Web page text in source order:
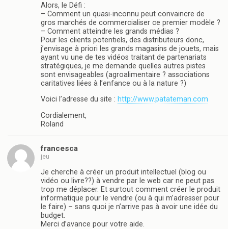
Alors, le Défi :
– Comment un quasi-inconnu peut convaincre de
gros marchés de commercialiser ce premier modèle ?
– Comment atteindre les grands médias ?
Pour les clients potentiels, des distributeurs donc,
j’envisage à priori les grands magasins de jouets, mais
ayant vu une de tes vidéos traitant de partenariats
stratégiques, je me demande quelles autres pistes
sont envisageables (agroalimentaire ? associations
caritatives liées à l’enfance ou à la nature ?)
Voici l’adresse du site : http://www.patateman.com
Cordialement,
Roland
francesca
jeu
Je cherche à créer un produit intellectuel (blog ou
vidéo ou livre??) à vendre par le web car ne peut pas
trop me déplacer. Et surtout comment créer le produit
informatique pour le vendre (ou à qui m’adresser pour
le faire) – sans quoi je n’arrive pas à avoir une idée du
budget.
Merci d’avance pour votre aide.